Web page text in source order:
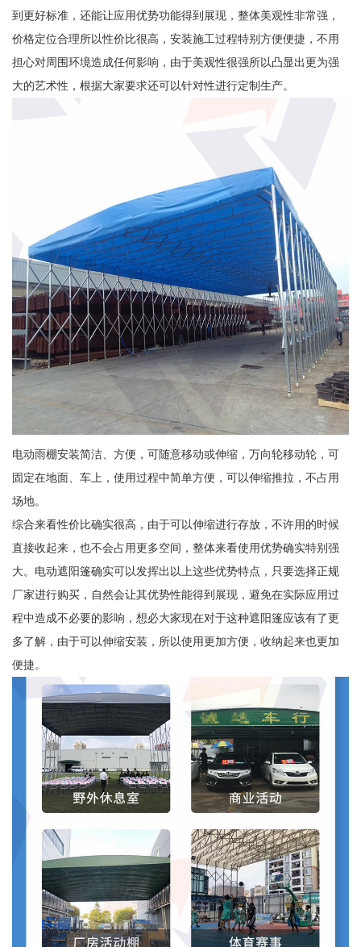
到更好标准，还能让应用优势功能得到展现，整体美观性非常强，
价格定位合理所以性价比很高，安装施工过程特别方便便捷，不用
担心对周围环境造成任何影响，由于美观性很强所以凸显出更为强
大的艺术性，根据大家要求还可以针对性进行定制生产。
电动雨棚安装简洁、方便，可随意移动或伸缩，万向轮移动轮，可
固定在地面、车上，使用过程中简单方便，可以伸缩推拉，不占用
场地。
综合来看性价比确实很高，由于可以伸缩进行存放，不许用的时候
直接收起来，也不会占用更多空间，整体来看使用优势确实特别强
大。电动遮阳篷确实可以发挥出以上这些优势特点，只要选择正规
厂家进行购买，自然会让其优势性能得到展现，避免在实际应用过
程中造成不必要的影响，想必大家现在对于这种遮阳篷应该有了更
多了解，由于可以伸缩安装，所以使用更加方便，收纳起来也更加
便捷。